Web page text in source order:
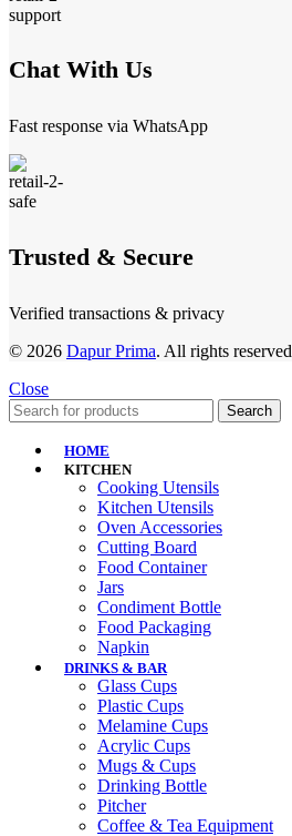
Chat With Us
Fast response via WhatsApp
Trusted & Secure
Verified transactions & privacy
© 2026 Dapur Prima. All rights reserved
Close
Search
HOME
KITCHEN
Cooking Utensils
Kitchen Utensils
Oven Accessories
Cutting Board
Food Container
Jars
Condiment Bottle
Food Packaging
Napkin
DRINKS & BAR
Glass Cups
Plastic Cups
Melamine Cups
Acrylic Cups
Mugs & Cups
Drinking Bottle
Pitcher
Coffee & Tea Equipment